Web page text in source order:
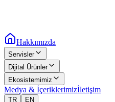
Hakkımızda
Servisler
Dijital Ürünler
Ekosistemimiz
Medya & İçeriklerimizİletişim
TR EN